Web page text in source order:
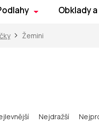
Obklady
Žemini
Nejdražší